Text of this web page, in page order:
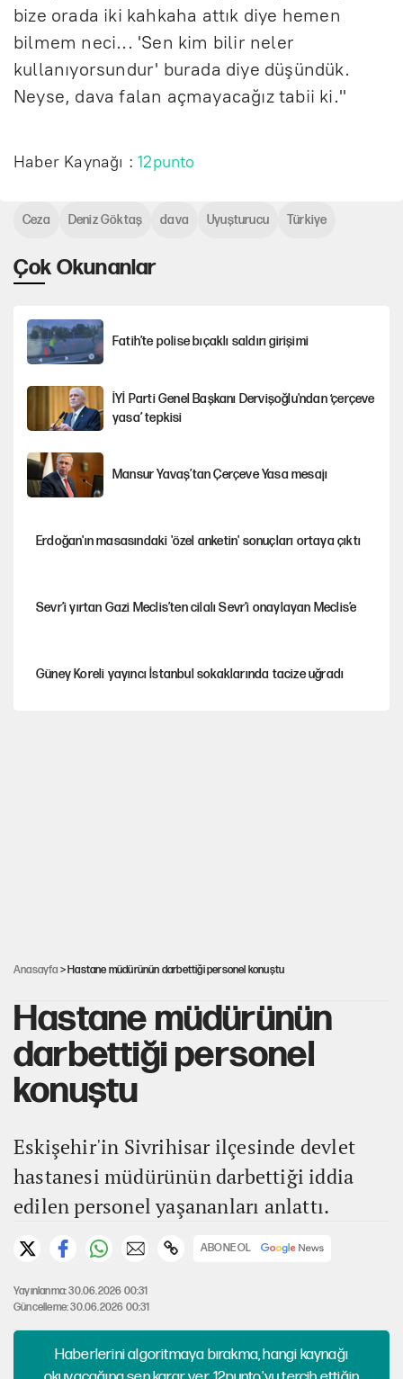
bize orada iki kahkaha attık diye hemen
bilmem neci... 'Sen kim bilir neler
kullanıyorsundur' burada diye düşündük.
Neyse, dava falan açmayacağız tabii ki."
Haber Kaynağı :12punto
Çok Okunanlar
Fatih’te polise bıçaklı saldırı girişimi
İYİ Parti Genel Başkanı Dervişoğlu'ndan ‘çerçeve
yasa’ tepkisi
Mansur Yavaş’tan Çerçeve Yasa mesajı
Erdoğan'ın masasındaki 'özel anketin' sonuçları ortaya çıktı
Sevr’i yırtan Gazi Meclis’ten cilalı Sevr’i onaylayan Meclis’e
Güney Koreli yayıncı İstanbul sokaklarında tacize uğradı
Ceza Deniz Göktaş dava Uyuşturucu Türkiye
Anasayfa > Hastane müdürünün darbettiği personel konuştu
Hastane müdürünün
darbettiği personel
konuştu
Eskişehir'in Sivrihisar ilçesinde devlet
hastanesi müdürünün darbettiği iddia
edilen personel yaşananları anlattı.
ABONE OL
Yayınlanma: 30.06.2026 00:31
Güncelleme: 30.06.2026 00:31
Haberlerini algoritmaya bırakma, hangi kaynağı